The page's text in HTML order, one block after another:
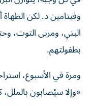
وفيتامين د. لكن
البني، ومربى التوت،
بطفولتهم.
ومرة في الأسبوع،
«وإلا سيُصابون بالملل،